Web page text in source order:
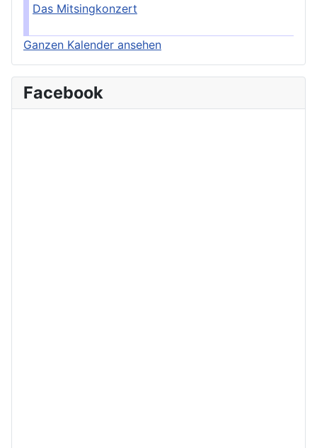
Das Mitsingkonzert
Ganzen Kalender ansehen
Facebook